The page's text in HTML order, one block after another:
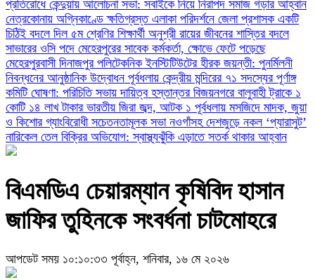
প্রতিরোধে কেন্দুয়ায় আলোচনা সভা: সবাইকে নিয়ে নিরাপদ সমাজ গড়ার আহ্বান
নেত্রকোনায় অগ্নিকাণ্ডে ক্ষতিগ্রস্ত এলাকা পরিদর্শনে জেলা প্রশাসক একটি
চিঠিই বদলে দিল ৫ম শ্রেণির শিক্ষার্থী অনুশ্রী রায়ের জীবনের শাস্তির বদলে
সাভারের ওসি পদে মেহেরপুরের সাবেক কর্মকর্তা, ক্ষোভে ফেটে পড়েছে
মেহেরপুরবাসী দিনাজপুর পলিটেকনিক ইনস্টিটিউটের হীরক জয়ন্তী: পুনর্মিলনী
নিবন্ধনের আনুষ্ঠানিক উদ্বোধন পূর্বধলায় কেন্দ্রীয় মন্দিরের ৭১ সদস্যের পূর্ণাঙ্গ
কমিটি ঘোষণা: পরিচিতি সভায় দায়িত্ব হস্তান্তর বিজয়নগরে বালুবাহী ট্রাকে ১
কোটি ১৪ লাখ টাকার ভারতীয় জিরা জব্দ, আটক ১ পূর্বধলায় মসজিদে মাদক, জুয়া
ও কিশোর গ্যাংবিরোধী সচেতনতামূলক সভা নওগাঁসহ দেশজুড়ে নকল ‘প্যারাসুট’
নারিকেল তেল বিক্রির অভিযোগ: স্বাস্থ্যঝুঁকি এড়াতে সতর্ক থাকার আহ্বান
বিএমডিএ চেয়ারম্যান কৃষিবিদ হাসান
জাফির তুহিনকে সংবর্ধনা চাটমোহরে
আপডেট সময় ১০:১০:৩৩ পূর্বাহ্ন, শনিবার, ১৬ মে ২০২৬